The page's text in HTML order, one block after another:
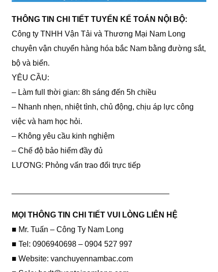
THÔNG TIN CHI TIẾT TUYỂN KẾ TOÁN NỘI BỘ:
Công ty TNHH Vận Tải và Thương Mại Nam Long
chuyên vận chuyển hàng hóa bắc Nam bằng đường sắt,
bộ và biển.
YÊU CẦU:
– Làm full thời gian: 8h sáng đến 5h chiều
– Nhanh nhẹn, nhiệt tình, chủ động, chịu áp lực công
việc và ham học hỏi.
– Không yêu cầu kinh nghiệm
– Chế độ bảo hiểm đầy đủ
LƯƠNG: Phỏng vấn trao đổi trực tiếp
MỌI THÔNG TIN CHI TIẾT VUI LÒNG LIÊN HỆ
■ Mr. Tuấn – Công Ty Nam Long
■ Tel: 0906940698 – 0904 527 997
■ Website: vanchuyennambac.com